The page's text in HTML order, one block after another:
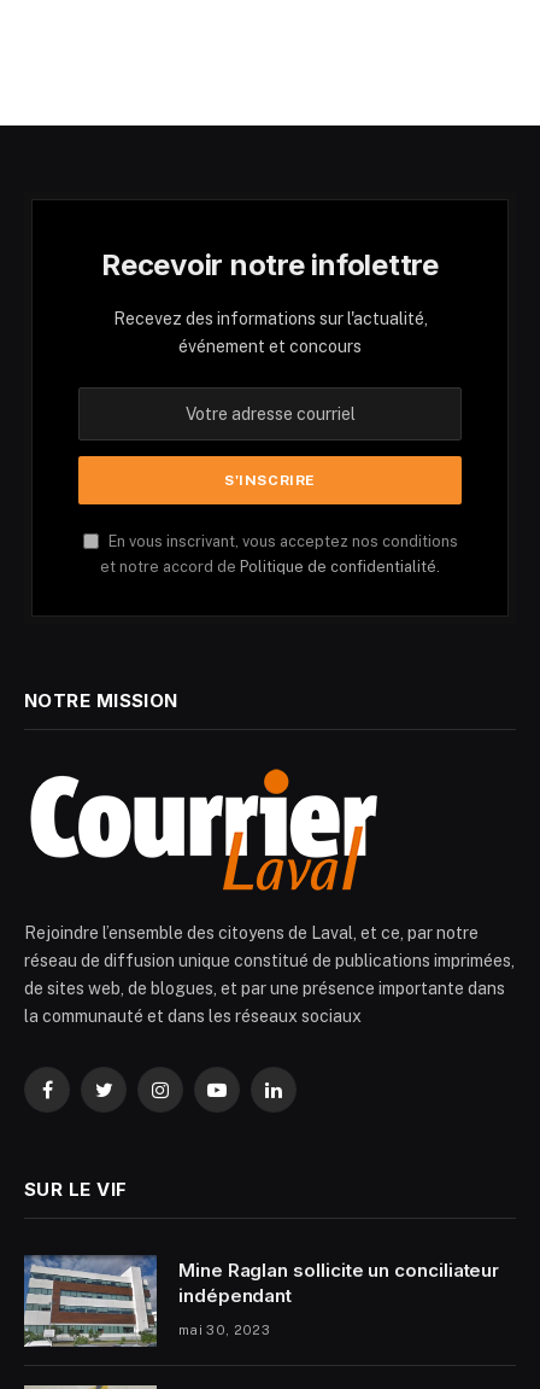
Recevoir notre infolettre
Recevez des informations sur l'actualité,
événement et concours
En vous inscrivant, vous acceptez nos conditions
et notre accord de Politique de confidentialité.
NOTRE MISSION
Rejoindre l’ensemble des citoyens de Laval, et ce, par notre
réseau de diffusion unique constitué de publications imprimées,
de sites web, de blogues, et par une présence importante dans
la communauté et dans les réseaux sociaux
FacebookTwitterInstagramYouTubeLinkedIn
SUR LE VIF
Mine Raglan sollicite un conciliateur
indépendant
mai 30, 2023